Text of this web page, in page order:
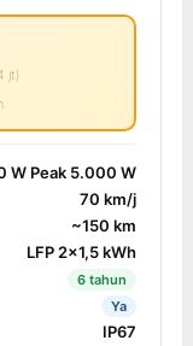
jt)
W Peak 5.000 W
70 km/j
~150 km
LFP 2×1,5 kWh
6 tahun
Ya
IP67